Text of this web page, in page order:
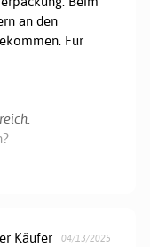
an den
Für
Käufer 04/13/2025